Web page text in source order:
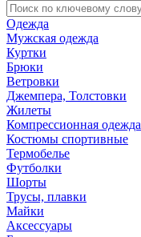
Одежда
Мужская одежда
Куртки
Брюки
Ветровки
Джемпера, Толстовки
Жилеты
Компрессионная одежда
Костюмы спортивные
Термобелье
Футболки
Шорты
Трусы, плавки
Майки
Аксессуары